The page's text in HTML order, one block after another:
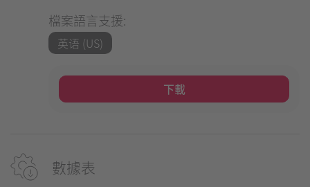
檔案語言支援:
英语 (US)
下載
數據表